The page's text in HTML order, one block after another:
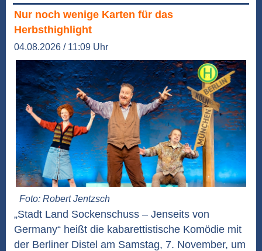
Nur noch wenige Karten für das
Herbsthighlight
04.08.2026 / 11:09 Uhr
Foto: Robert Jentzsch
„Stadt Land Sockenschuss – Jenseits von
Germany“ heißt die kabarettistische Komödie mit
der Berliner Distel am Samstag, 7. November, um